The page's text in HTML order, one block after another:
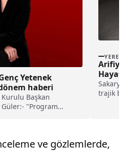
Yetenek
haberi
Başkan
Güler:- "Program
YEREL
trajik bir
ve gözlemlerde,